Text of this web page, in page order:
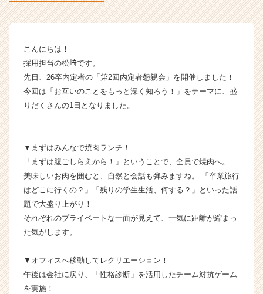
【株
式
会
ッ
マ
ン
サ
ビ
イ
ム
こんにちは！
採用担当の松﨑です。
先日、26卒内定者の「第2回内定者懇親会」を開催しました！
今回は「お互いのことをもっと深く知ろう！」をテーマに、盛
りだくさんの1日となりました。
▼まずはみんなで焼肉ランチ！
「まずは腹ごしらえから！」ということで、全員で焼肉へ。
美味しいお肉を囲むと、自然と会話も弾みますね。 「卒業旅行
はどこに行くの？」「残りの学生生活、何する？」といった話
題で大盛り上がり！
それぞれのプライベートな一面が見えて、一気に距離が縮まっ
た気がします。
▼オフィスへ移動してレクリエーション！
午後は会社に戻り、「性格診断」を活用したチーム対抗ゲーム
を実施！